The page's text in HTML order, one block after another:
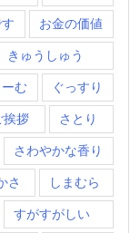
お金の価値
きゅうしゅう
む ぐっすり
挨拶 さとり
さわやかな香り
さ しまむら
すがすがしい